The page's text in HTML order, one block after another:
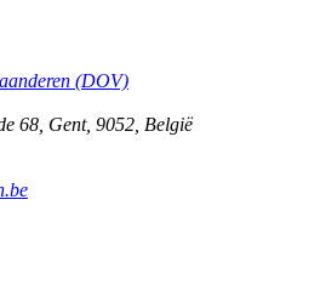
(DOV)
68, Gent, 9052, België